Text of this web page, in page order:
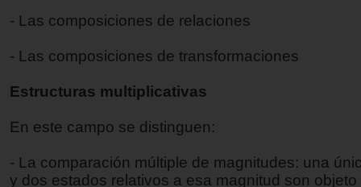
- Las composiciones de relaciones
- Las composiciones de transformaciones
Estructuras multiplicativas
En este campo se distinguen:
- La comparación múltiple de magnitudes: una
y dos estados relativos a esa magnitud son objeto